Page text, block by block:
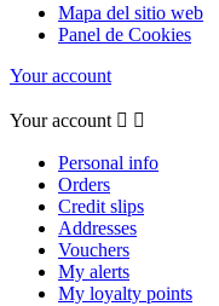
Mapa del sitio web
Panel de Cookies
Your account
Your account  
Personal info
Orders
Credit slips
Addresses
Vouchers
My alerts
My loyalty points